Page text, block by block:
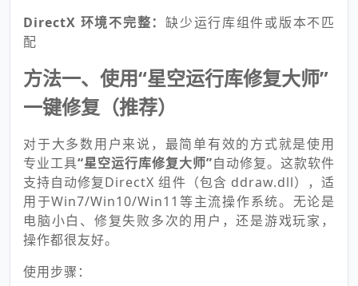
DirectX 环境不完整：缺少运行库组件或版本不匹
配
方法一、使用“星空运行库修复大师”
一键修复（推荐）
对于大多数用户来说，最简单有效的方式就是使用
专业工具“星空运行库修复大师”自动修复。这款软件
支持自动修复DirectX 组件（包含 ddraw.dll），适
用于Win7/Win10/Win11等主流操作系统。无论是
电脑小白、修复失败多次的用户，还是游戏玩家，
操作都很友好。
使用步骤：